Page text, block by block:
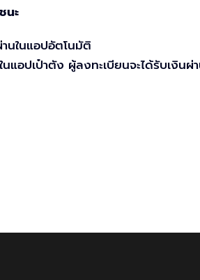
นะ
านในแอปอัตโนมัติ
แอปเป๋าตัง ผู้ลงทะเบียนจะได้รับเงินผ่